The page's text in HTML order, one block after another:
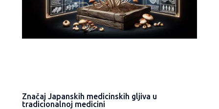
Značaj Japanskih medicinskih gljiva u
tradicionalnoj medicini